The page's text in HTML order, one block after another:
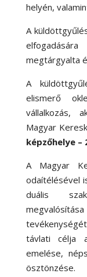
helyén,
A
megtárgyalta
A
elismerő
vállalkozás,
Magyar
képzőhelye –
A Magyar
odaítélésével
duális
távlati célja
emelése,
ösztönzése.